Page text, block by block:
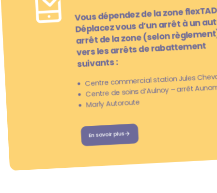
Vous dépendez de la zone
Déplacez vous d’un arrêt à un
arrêt de la zone (selon
vers les arrêts de rabattement
suivants :
Centre commercial station Jules
Centre de soins d’Aulnoy – arrêt
Marly Autoroute
En savoir plus